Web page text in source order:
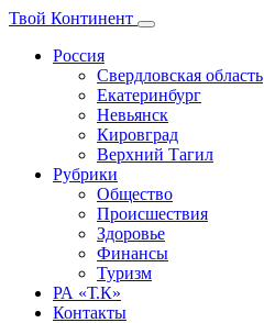
Твой Континент
Россия
Свердловская область
Екатеринбург
Невьянск
Кировград
Верхний Тагил
Рубрики
Общество
Происшествия
Здоровье
Финансы
Туризм
РА «Т.К»
Контакты